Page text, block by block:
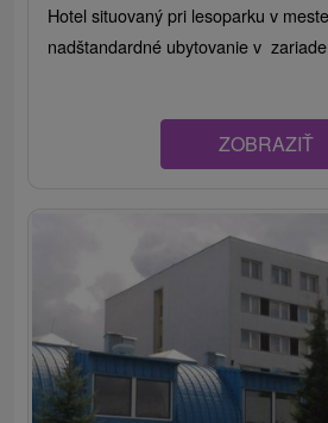
Hotel situovaný pri lesoparku v
nadštandardné ubytovanie v
ZOBRAZIŤ